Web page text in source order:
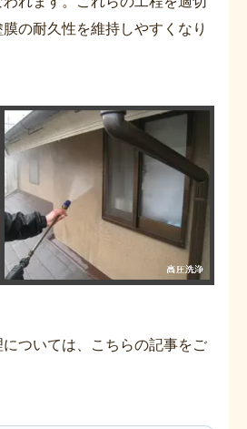
の耐久性を維持しやすくなり
ついては、こちらの記事をご